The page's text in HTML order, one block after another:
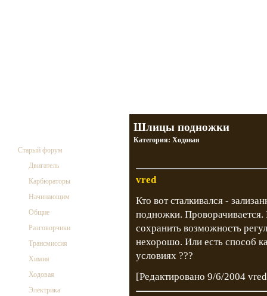
Старый форум
Двигатель
Карбюраторы
Начинающим
Общие
Разговорчики
Трансмиссия
Химия
Ходовая
Электрика
Шлицы подножки
Категория: Ходовая
vred
Кто вот сталкивался -
подножки. Проворачивается.
сохранить возможность
нехорошо. Или есть способ
условиях ???
[Редактировано 9/6/2004